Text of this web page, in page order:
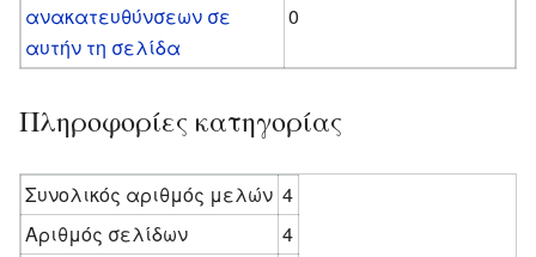
ανακατευθύνσεων σε
αυτήν τη σελίδα
0
Πληροφορίες κατηγορίας
Συνολικός αριθμός μελών 4
Αριθμός σελίδων
4